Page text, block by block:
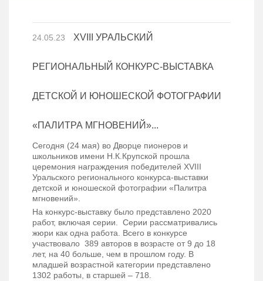
Спортивный корпус
24.05.23 XVIII УРАЛЬСКИЙ
РЕГИОНАЛЬНЫЙ КОНКУРС-ВЫСТАВКА
ДЕТСКОЙ И ЮНОШЕСКОЙ ФОТОГРАФИИ
«ПАЛИТРА МГНОВЕНИЙ»...
Сегодня (24 мая) во Дворце пионеров и
школьников имени Н.К.Крупской прошла
церемония награждения победителей XVIII
Уральского регионального конкурса-выставки
детской и юношеской фотографии «Палитра
мгновений».
На конкурс-выставку было представлено 2020
работ, включая серии. Серии рассматривались
жюри как одна работа. Всего в конкурсе
участвовало 389 авторов в возрасте от 9 до 18
лет, на 40 больше, чем в прошлом году. В
младшей возрастной категории представлено
1302 работы, в старшей – 718.